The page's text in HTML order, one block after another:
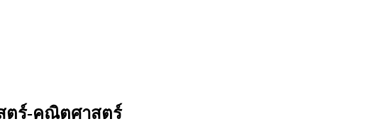
ตร์-คณิตศาสตร์